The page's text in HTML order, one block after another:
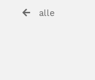
alle